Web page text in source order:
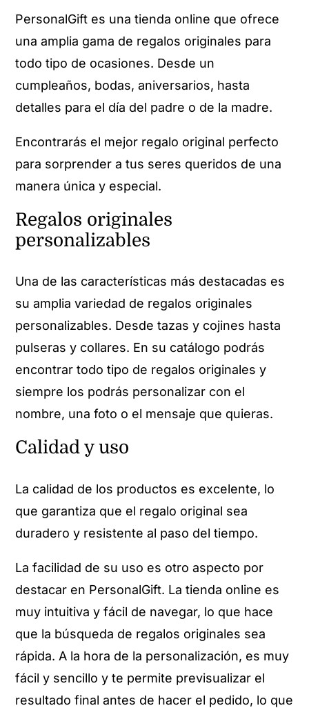
PersonalGift es una tienda online que ofrece
una amplia gama de regalos originales para
todo tipo de ocasiones. Desde un
cumpleaños, bodas, aniversarios, hasta
detalles para el día del padre o de la madre.
Encontrarás el mejor regalo original perfecto
para sorprender a tus seres queridos de una
manera única y especial.
Regalos originales
personalizables
Una de las características más destacadas es
su amplia variedad de regalos originales
personalizables. Desde tazas y cojines hasta
pulseras y collares. En su catálogo podrás
encontrar todo tipo de regalos originales y
siempre los podrás personalizar con el
nombre, una foto o el mensaje que quieras.
Calidad y uso
La calidad de los productos es excelente, lo
que garantiza que el regalo original sea
duradero y resistente al paso del tiempo.
La facilidad de su uso es otro aspecto por
destacar en PersonalGift. La tienda online es
muy intuitiva y fácil de navegar, lo que hace
que la búsqueda de regalos originales sea
rápida. A la hora de la personalización, es muy
fácil y sencillo y te permite previsualizar el
resultado final antes de hacer el pedido, lo que